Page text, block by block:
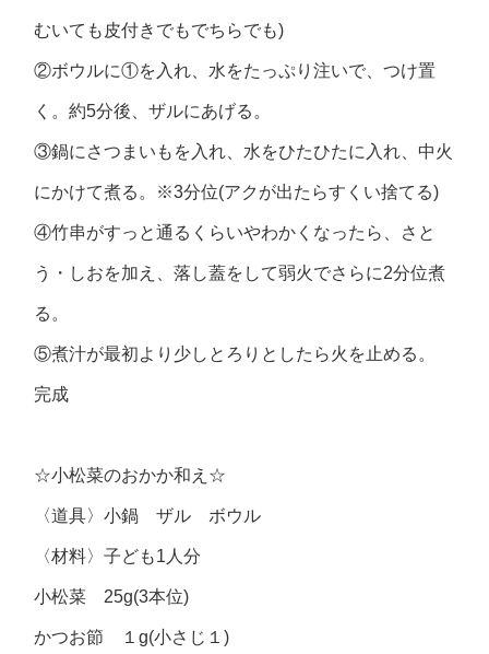
むいても皮付きでもでちらでも)
②ボウルに①を入れ、水をたっぷり注いで、つけ置
く。約5分後、ザルにあげる。
③鍋にさつまいもを入れ、水をひたひたに入れ、中火
にかけて煮る。※3分位(アクが出たらすくい捨てる)
④竹串がすっと通るくらいやわかくなったら、さと
う・しおを加え、落し蓋をして弱火でさらに2分位煮
る。
⑤煮汁が最初より少しとろりとしたら火を止める。
完成
☆小松菜のおかか和え☆
〈道具〉小鍋 ザル ボウル
〈材料〉子ども1人分
小松菜 25g(3本位)
かつお節 １g(小さじ１)